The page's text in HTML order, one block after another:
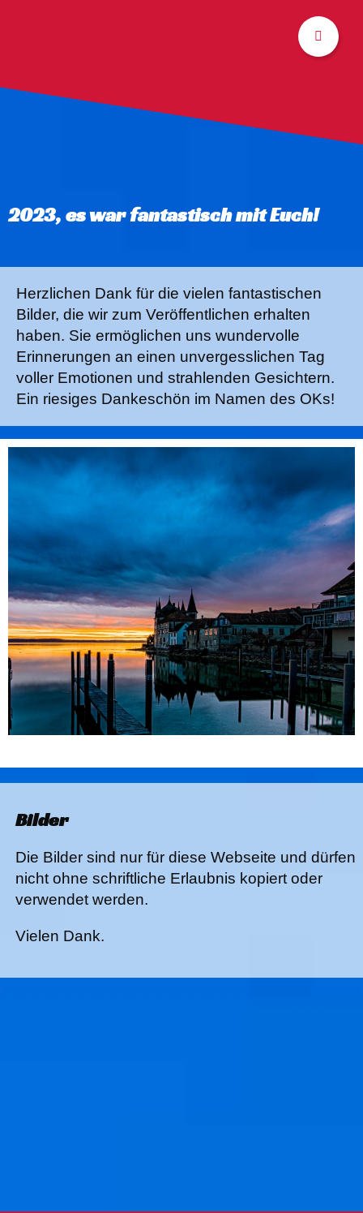
2023, es war fantastisch mit Euch!
Herzlichen Dank für die vielen fantastischen
Bilder, die wir zum Veröffentlichen erhalten
haben. Sie ermöglichen uns wundervolle
Erinnerungen an einen unvergesslichen Tag
voller Emotionen und strahlenden Gesichtern.
Ein riesiges Dankeschön im Namen des OKs!
Bilder
Die Bilder sind nur für diese Webseite und dürfen
nicht ohne schriftliche Erlaubnis kopiert oder
verwendet werden.
Vielen Dank.